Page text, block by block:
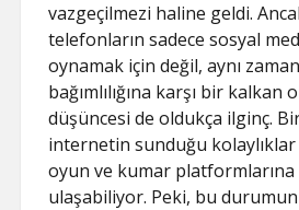
vazgeçilmezi haline geldi.
telefonların sadece sosyal
oynamak için değil, aynı
bağımlılığına karşı bir kalkan
düşüncesi de oldukça ilginç.
internetin sunduğu
oyun ve kumar platformlarına
ulaşabiliyor. Peki, bu